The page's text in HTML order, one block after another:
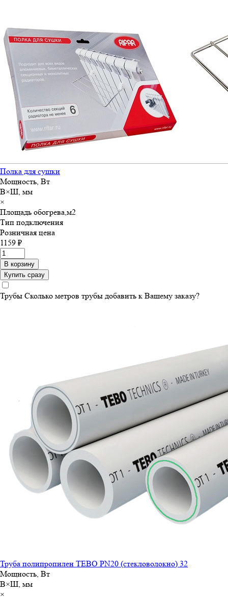
Полка для сушки
Мощность, Вт
В×Ш, мм
×
Площадь обогрева,м2
Тип подключения
Розничная цена
1159 ₽
В корзину
Купить сразу
Трубы Сколько метров трубы добавить к Вашему заказу?
Труба полипропилен TEBO PN20 (стекловолокно) 32
Мощность, Вт
В×Ш, мм
×